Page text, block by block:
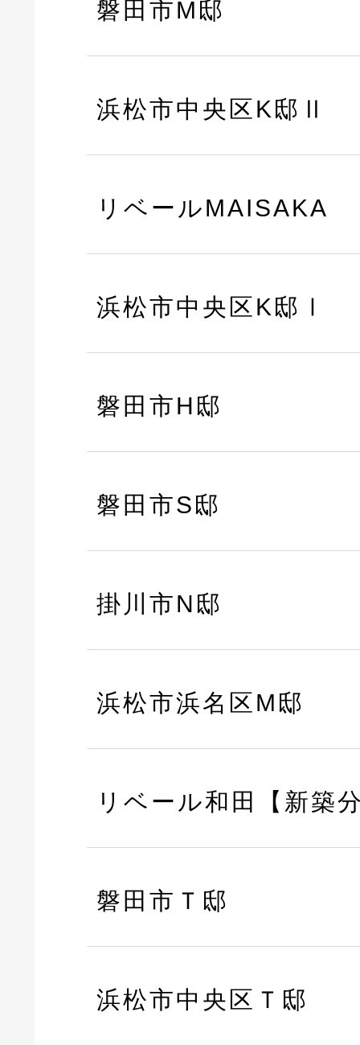
磐田市M邸
浜松市中央区K邸Ⅱ
リベールMAISAKA
浜松市中央区K邸Ⅰ
磐田市H邸
磐田市S邸
掛川市N邸
浜松市浜名区M邸
リベール和田【新築
磐田市Ｔ邸
浜松市中央区Ｔ邸